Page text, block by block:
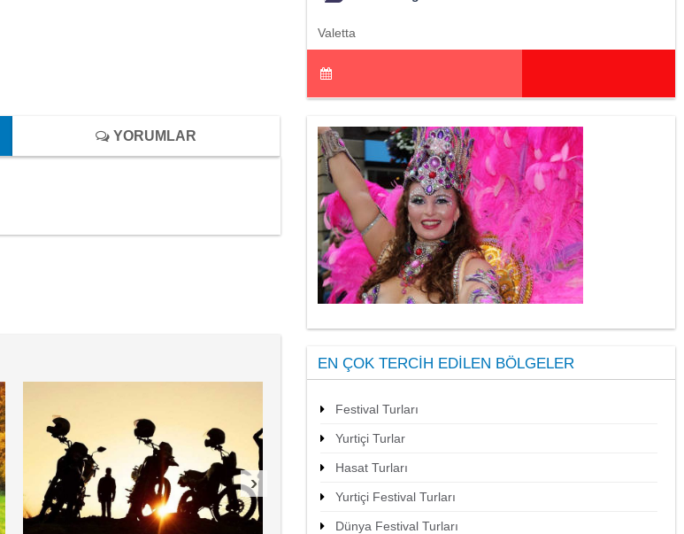
Valetta
YORUMLAR
›
EN ÇOK TERCIH EDILEN BÖLGELER
Festival Turları
Yurtiçi Turlar
Hasat Turları
Yurtiçi Festival Turları
Dünya Festival Turları